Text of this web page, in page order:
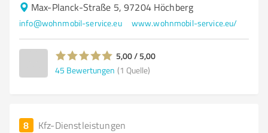
Max-Planck-Straße 5, 97204 Höchberg
info@wohnmobil-service.eu www.wohnmobil-service.eu/
5,00 / 5,00
45 Bewertungen (1 Quelle)
8 Kfz-Dienstleistungen